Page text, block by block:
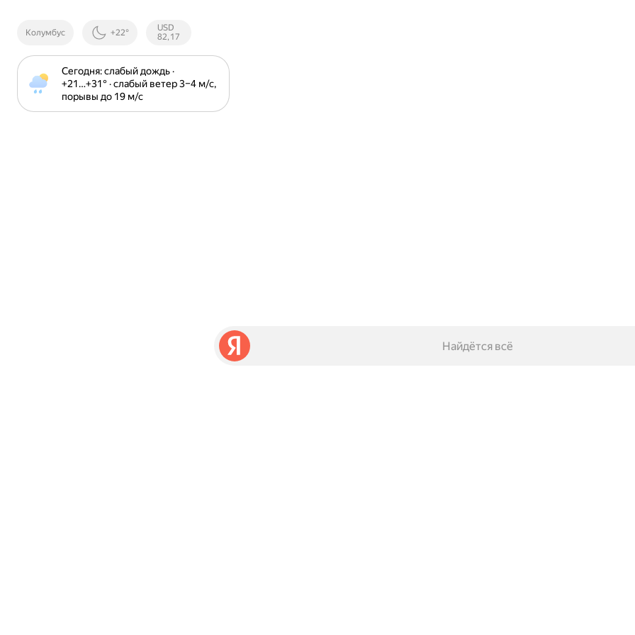
Колумбус +22°
Курсы ЦБ
РФ
USD
82,17
Сегодня: слабый дождь ·
+21⁠…⁠+31⁠° · слабый ветер 3⁠–⁠4 м⁠/⁠с,
порывы до 19 м⁠/⁠с